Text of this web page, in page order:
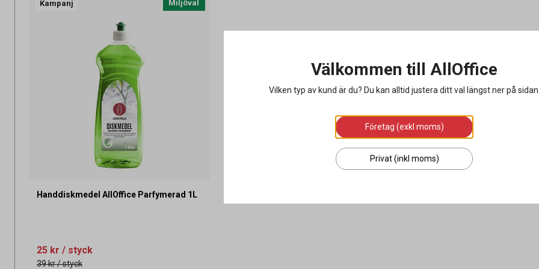
Kampanj Miljöval
Handdiskmedel AllOffice Parfymerad 1L
25 kr / styck
39 kr/ styck
Välkommen till AllOffice
Vilken typ av kund är du? Du kan alltid justera ditt val längst ner på
Företag (exkl moms)
Privat (inkl moms)